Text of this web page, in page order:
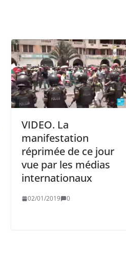
VIDEO. La
manifestation
réprimée de ce jour
vue par les médias
internationaux
02/01/2019 0